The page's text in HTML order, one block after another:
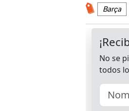
Barça